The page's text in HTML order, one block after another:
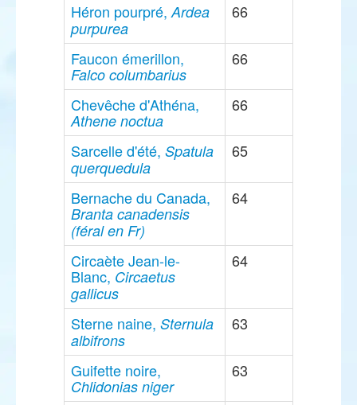
Héron pourpré,Ardea
purpurea
66
Faucon émerillon,
Falco columbarius
66
Chevêche d'Athéna,
Athene noctua
66
Sarcelle d'été, Spatula
querquedula
65
Bernache du Canada,
Branta canadensis
(féral en Fr)
64
Circaète Jean-le-
Blanc, Circaetus
gallicus
64
Sterne naine, Sternula
albifrons
63
Guifette noire,
Chlidonias niger
63